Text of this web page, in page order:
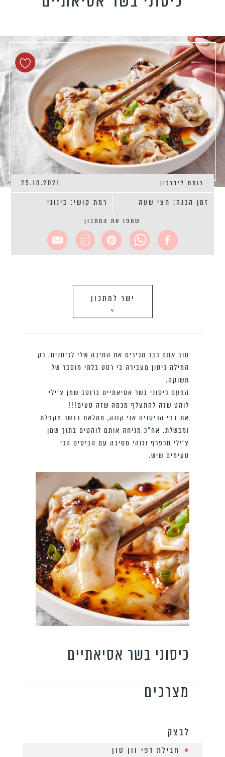
וקישים
טבעוניים
לילדים
את האורחים
25.10.2021 רותם ליברזון
זמן הכנה: חצי שעה רמת קושי: בינוני
שתפו את המתכון
ישר למתכון
>
טוב אתם כבר מכירים את החיבה שלי לכיסנים. רק
המילה כיסון מעבירה בי רטט בלתי מוסבר של
תשוקה.
הפעם כיסוני בשר אסיאתיים ברוטב שמן צ’ילי
לוהט שזה להתעלף מכמה שזה טעים!!!
את דפי הכיסנים אני קונה, ממלאת בבשר מקפלת
ומבשלת. אח”כ מניחה אותם לוהטים בתוך שמן
צ’ילי חרפרף וזוהי מסיבה עם הביסים הכי
טעימים שיש.
כיסוני בשר אסיאתיים
מצרכים
לבצק
חבילת דפי וון טון